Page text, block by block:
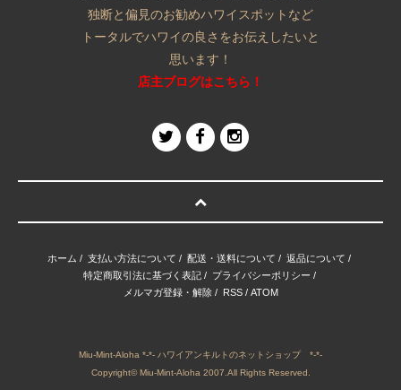
独断と偏見のお勧めハワイスポットなど
トータルでハワイの良さをお伝えしたいと
思います！
店主ブログはこちら！
ホーム / 支払い方法について / 配送・送料について / 返品について /
特定商取引法に基づく表記/ プライバシーポリシー /
メルマガ登録・解除/ RSS/ ATOM
Miu-Mint-Aloha *-*- ハワイアンキルトのネットショップ *-*-
Copyright© Miu-Mint-Aloha 2007.All Rights Reserved.